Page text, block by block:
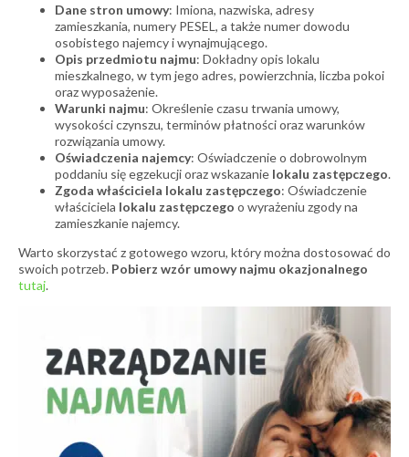
Dane stron umowy: Imiona, nazwiska, adresy
zamieszkania, numery PESEL, a także numer dowodu
osobistego najemcy i wynajmującego.
Opis przedmiotu najmu: Dokładny opis lokalu
mieszkalnego, w tym jego adres, powierzchnia, liczba pokoi
oraz wyposażenie.
Warunki najmu: Określenie czasu trwania umowy,
wysokości czynszu, terminów płatności oraz warunków
rozwiązania umowy.
Oświadczenia najemcy: Oświadczenie o dobrowolnym
poddaniu się egzekucji oraz wskazanie lokalu zastępczego.
Zgoda właściciela lokalu zastępczego: Oświadczenie
właściciela lokalu zastępczego o wyrażeniu zgody na
zamieszkanie najemcy.
Warto skorzystać z gotowego wzoru, który można dostosować do
swoich potrzeb. Pobierz wzór umowy najmu okazjonalnego
tutaj.